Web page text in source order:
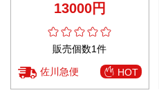
13000円
販売個数1件
佐川急便 HOT